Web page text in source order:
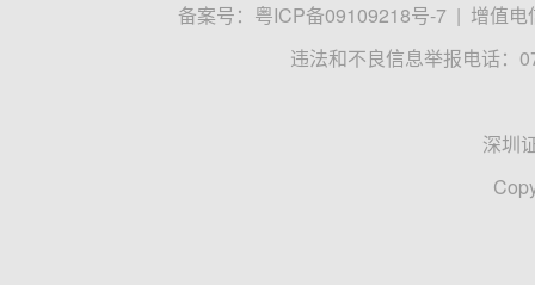
备案号： 粤ICP备09109218号-7 | 增值电
违法和不良信息举报电话：
深圳